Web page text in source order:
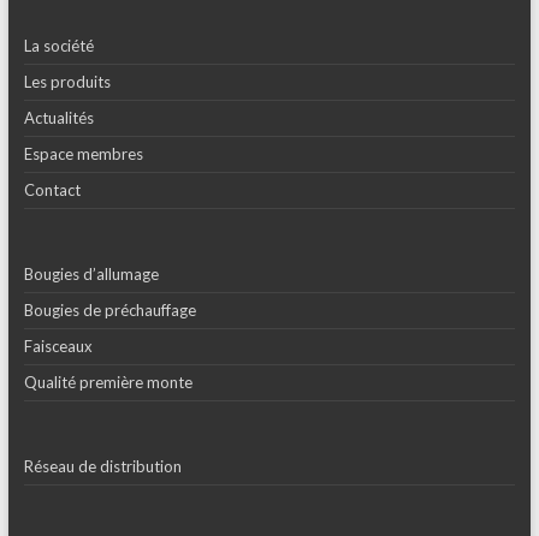
La société
Les produits
Actualités
Espace membres
Contact
Bougies d’allumage
Bougies de préchauffage
Faisceaux
Qualité première monte
Réseau de distribution